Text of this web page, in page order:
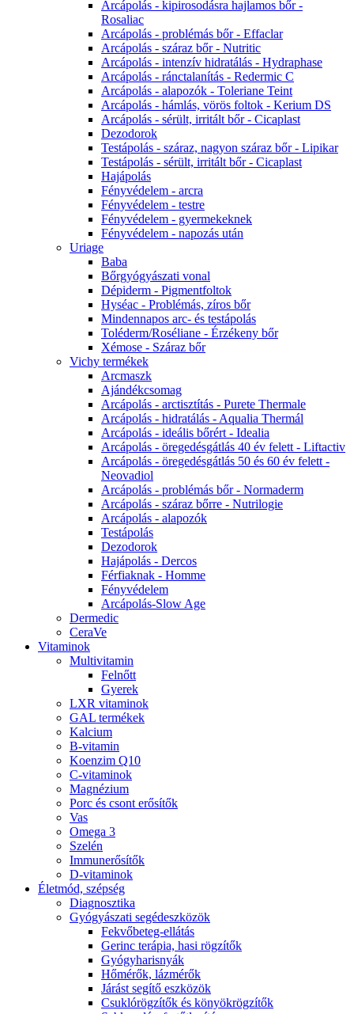
Arcápolás - kipirosodásra hajlamos bőr -
Rosaliac
Arcápolás - problémás bőr - Effaclar
Arcápolás - száraz bőr - Nutritic
Arcápolás - intenzív hidratálás - Hydraphase
Arcápolás - ránctalanítás - Redermic C
Arcápolás - alapozók - Toleriane Teint
Arcápolás - hámlás, vörös foltok - Kerium DS
Arcápolás - sérült, irritált bőr - Cicaplast
Dezodorok
Testápolás - száraz, nagyon száraz bőr - Lipikar
Testápolás - sérült, irritált bőr - Cicaplast
Hajápolás
Fényvédelem - arcra
Fényvédelem - testre
Fényvédelem - gyermekeknek
Fényvédelem - napozás után
Uriage
Baba
Bőrgyógyászati vonal
Dépiderm - Pigmentfoltok
Hyséac - Problémás, zíros bőr
Mindennapos arc- és testápolás
Toléderm/Roséliane - Érzékeny bőr
Xémose - Száraz bőr
Vichy termékek
Arcmaszk
Ajándékcsomag
Arcápolás - arctisztítás - Purete Thermale
Arcápolás - hidratálás - Aqualia Thermál
Arcápolás - ideális bőrért - Idealia
Arcápolás - öregedésgátlás 40 év felett - Liftactiv
Arcápolás - öregedésgátlás 50 és 60 év felett -
Neovadiol
Arcápolás - problémás bőr - Normaderm
Arcápolás - száraz bőrre - Nutrilogie
Arcápolás - alapozók
Testápolás
Dezodorok
Hajápolás - Dercos
Férfiaknak - Homme
Fényvédelem
Arcápolás-Slow Age
Dermedic
CeraVe
Vitaminok
Multivitamin
Felnőtt
Gyerek
LXR vitaminok
GAL termékek
Kalcium
B-vitamin
Koenzim Q10
C-vitaminok
Magnézium
Porc és csont erősítők
Vas
Omega 3
Szelén
Immunerősítők
D-vitaminok
Életmód, szépség
Diagnosztika
Gyógyászati segédeszközök
Fekvőbeteg-ellátás
Gerinc terápia, hasi rögzítők
Gyógyharisnyák
Hőmérők, lázmérők
Járást segítő eszközök
Csuklórögzítők és könyökrögzítők